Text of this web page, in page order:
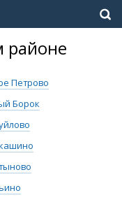
районе
Петрово
Борок